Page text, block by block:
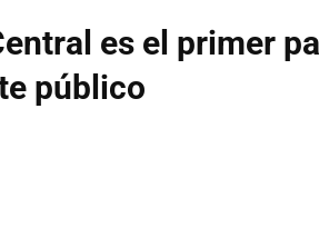
es el primer
público